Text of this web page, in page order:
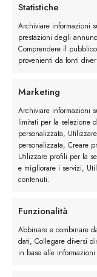
Statistiche
Archiviare informazioni
prestazioni degli
Comprendere il
provenienti da fonti
Marketing
Archiviare informazioni
limitati per la selezione
personalizzata,
personalizzata, Creare
Utilizzare profili per la
e migliorare i servizi,
contenuti.
Funzionalità
Abbinare e combinare
dati, Collegare diversi
in base alle informazioni
Precedente
Successivo→
Lascia un
Devi essere